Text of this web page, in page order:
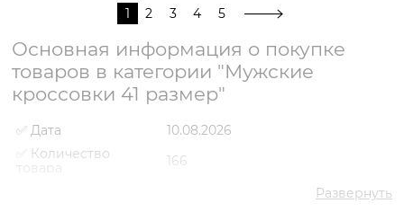
1 2 3 4 5
Основная информация о покупке
товаров в категории "Мужские
кроссовки 41 размер"
✅ Дата
10.08.2026
✅ Количество
товара
166
Развернуть